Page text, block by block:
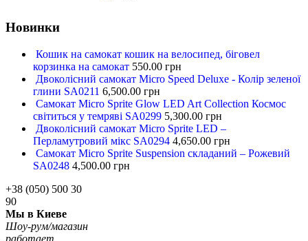
Новинки
Кошик на самокат кошик на велосипед, біговел
корзинка на самокат 550.00 грн
Двоколісний самокат Micro Speed Deluxe - Колір зеленої
глини SA0211 6,500.00 грн
Самокат Micro Sprite Glow LED Art Collection Космос
світиться у темряві SA0299 5,300.00 грн
Двоколісний самокат Micro Sprite LED –
Перламутровий мікс SA0294 4,650.00 грн
Самокат Micro Sprite Suspension складаний – Рожевий
SA0248 4,500.00 грн
+38 (050) 500 30
90
Мы в Киеве
Шоу-рум/магазин
работает